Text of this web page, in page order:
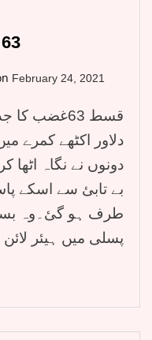
February 24, 2021
قسط 63غضب
دلاور اکٹھے کمرے
دونوں نے نگاہ اٹھا
بے تابئ سے اسکے
طرف ہو گئ۔وہ
پسلی میں ہیئر لائن